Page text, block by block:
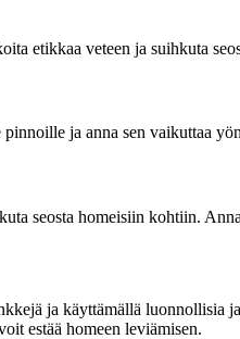
etikkaa veteen ja suihkuta
ja anna sen vaikuttaa
seosta homeisiin kohtiin.
ja käyttämällä luonnollisia
estää homeen leviämisen.